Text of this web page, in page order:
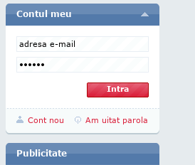
Contul meu
Cont nou Am uitat parola
Publicitate